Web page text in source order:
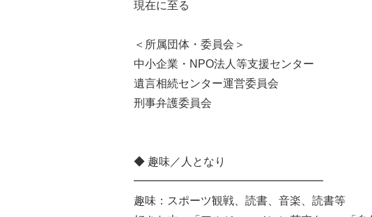
現在に至る
＜所属団体・委員会＞
中小企業・NPO法人等支援センター
遺言相続センター運営委員会
刑事弁護委員会
◆ 趣味／人となり
━━━━━━━━━━━━━━━━━
趣味：スポーツ観戦、読書、音楽、読書等